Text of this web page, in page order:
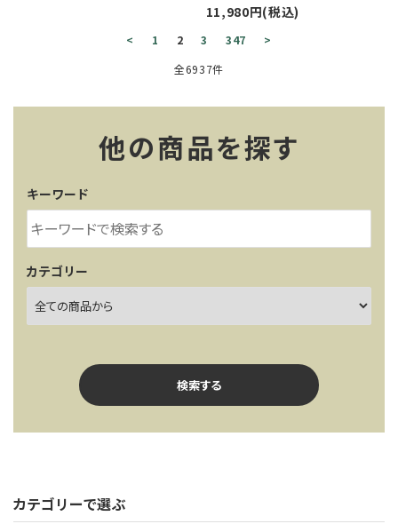
11,980円(税込)
< 1 2 3 347
>
全6937件
他の商品を探す
キーワード
カテゴリー
検索する
キーワード
カテゴリーで選ぶ